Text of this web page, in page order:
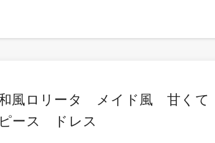
和風ロリータ メイド風 甘くて
ース ドレス